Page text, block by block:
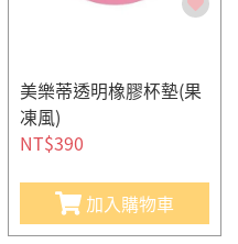
美樂蒂透明橡膠杯墊(果
凍風)
NT$390
加入購物車